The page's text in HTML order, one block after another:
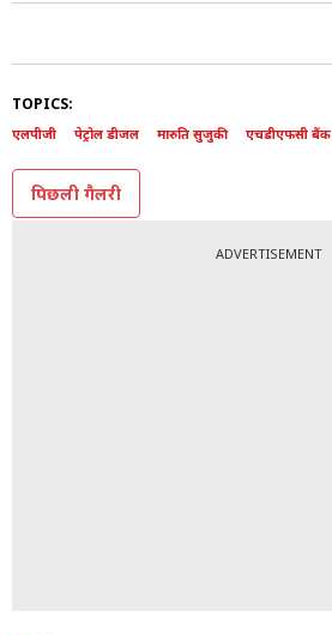
TOPICS:
एलपीजी पेट्रोल डीजल मारुति सुजुकी एचडीएफसी बैंक
पिछली गैलरी
ADVERTISEMENT